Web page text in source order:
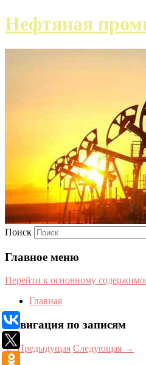
Нефтяная
Поиск
Главное меню
Перейти к основному
Главная
Навигация по записям
←Предыдущая Следующая →